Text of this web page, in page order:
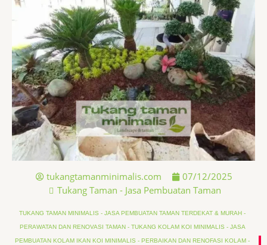
tukangtamanminimalis.com
07/12/2025
Tukang Taman - Jasa Pembuatan Taman
TUKANG TAMAN MINIMALIS - JASA PEMBUATAN TAMAN TERDEKAT & MURAH -
PERAWATAN DAN RENOVASI TAMAN - TUKANG KOLAM KOI MINIMALIS - JASA
PEMBUATAN KOLAM IKAN KOI MINIMALIS - PERBAIKAN DAN RENOFASI KOLAM -